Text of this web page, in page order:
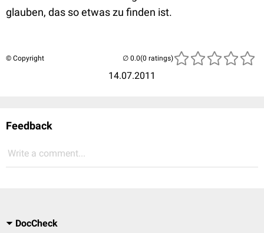
glauben, das so etwas zu finden ist.
© Copyright
14.07.2011
(0 ratings)
Feedback
Write a comment...
DocCheck